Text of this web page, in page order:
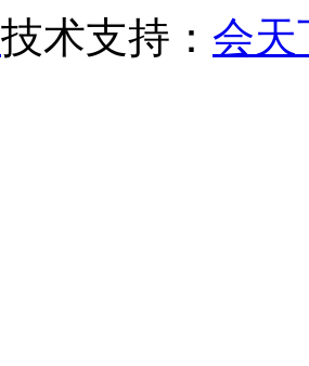
技术支持： 会天